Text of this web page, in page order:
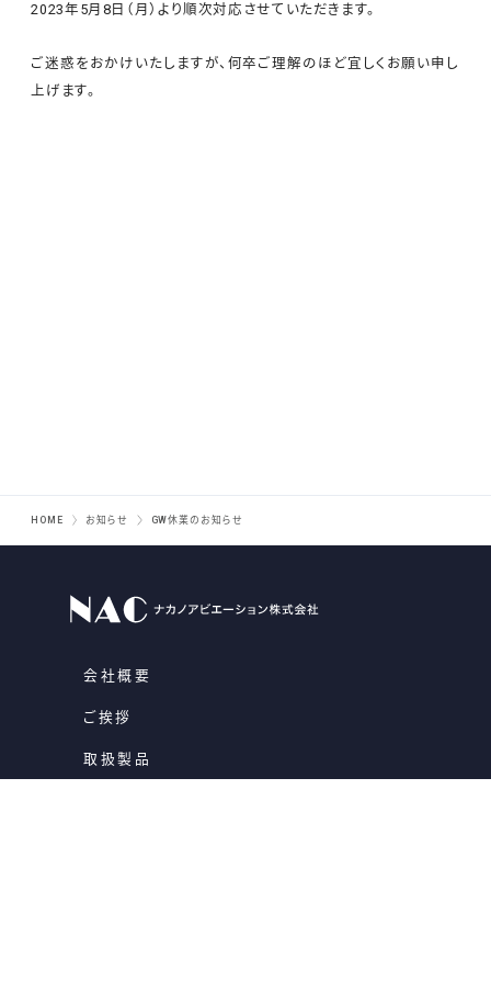
2023年5月8日（月）より順次対応させていただきます。
ご迷惑をおかけいたしますが、何卒ご理解のほど宜しくお願い申し
上げます。
HOME お知らせ GW休業のお知らせ
会社概要
ご挨拶
取扱製品